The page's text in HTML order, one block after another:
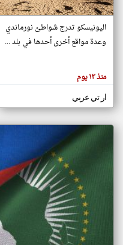
هنا عن
وجهة
كاتبيها.
اليونيسكو تدرج شواطئ نورماندي
وعدة مواقع أخرى أحدها في بلد ...
منذ ١٣ يوم
ار تي عربي